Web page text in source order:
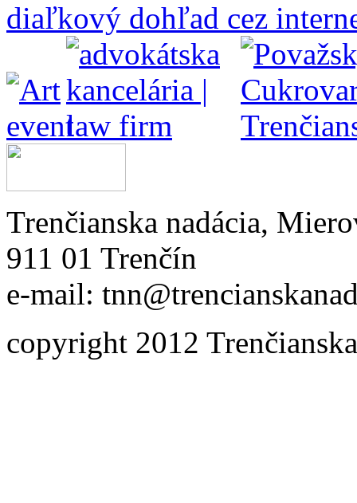
Trenčianska nadácia,
911 01 Trenčín
e-mail:
copyright 2012